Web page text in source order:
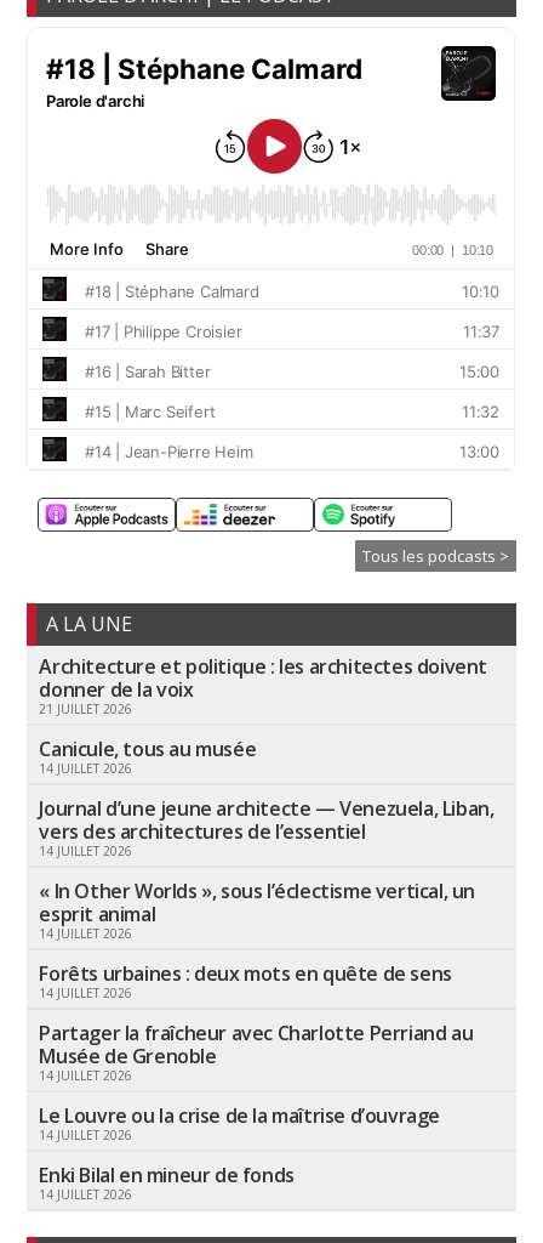
Tous les podcasts >
A LA UNE
Architecture et politique : les architectes doivent
donner de la voix
21 JUILLET 2026
Canicule, tous au musée
14 JUILLET 2026
Journal d’une jeune architecte — Venezuela, Liban,
vers des architectures de l’essentiel
14 JUILLET 2026
« In Other Worlds », sous l’éclectisme vertical, un
esprit animal
14 JUILLET 2026
Forêts urbaines : deux mots en quête de sens
14 JUILLET 2026
Partager la fraîcheur avec Charlotte Perriand au
Musée de Grenoble
14 JUILLET 2026
Le Louvre ou la crise de la maîtrise d’ouvrage
14 JUILLET 2026
Enki Bilal en mineur de fonds
14 JUILLET 2026